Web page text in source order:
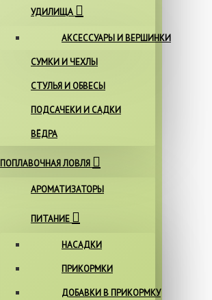
УДИЛИЩА
АКСЕССУАРЫ И ВЕРШИНКИ
СУМКИ И ЧЕХЛЫ
СТУЛЬЯ И ОБВЕСЫ
ПОДСАЧЕКИ И САДКИ
ВЁДРА
ПОПЛАВОЧНАЯ ЛОВЛЯ
АРОМАТИЗАТОРЫ
ПИТАНИЕ
НАСАДКИ
ПРИКОРМКИ
ДОБАВКИ В ПРИКОРМКУ